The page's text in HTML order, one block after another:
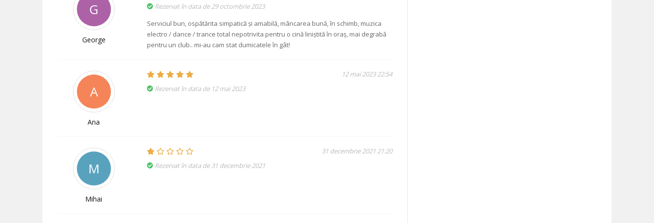
G
George
Rezervat în data de 29 octombrie 2023
Serviciul bun, ospătărita simpatică și amabilă, mâncarea bună, în schimb, muzica
electro / dance / trance total nepotrivita pentru o cină liniștită în oraș, mai degrabă
pentru un club.. mi-au cam stat dumicatele în gât!
A
Ana
12 mai 2023 22:54
Rezervat în data de 12 mai 2023
M
Mihai
31 decembrie 2021 21:20
Rezervat în data de 31 decembrie 2021